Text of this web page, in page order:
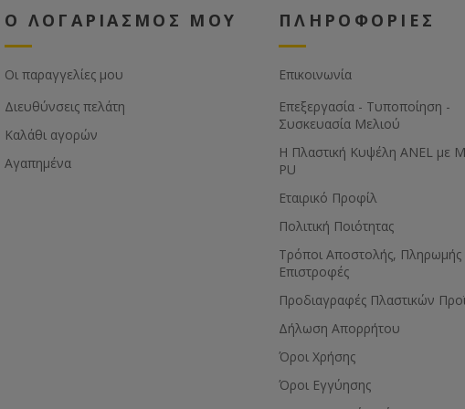
και πλαστικό χερούλι.
και πλαστικό χερούλι.
Ο ΛΟΓΑΡΙΑΣΜΟΣ ΜΟΥ
Οι παραγγελίες μου
Διευθύνσεις πελάτη
Καλάθι αγορών
Αγαπημένα
ΠΛΗΡΟΦΟΡΙΕΣ
Επικοινωνία
Επεξεργασία - Τυποποίηση -
Συσκευασία Μελιού
Η Πλαστική Κυψέλη ANEL με
PU
Εταιρικό Προφίλ
Πολιτική Ποιότητας
Τρόποι Αποστολής, Πληρωμής
Επιστροφές
Προδιαγραφές Πλαστικών
Δήλωση Απορρήτου
Όροι Χρήσης
Όροι Εγγύησης